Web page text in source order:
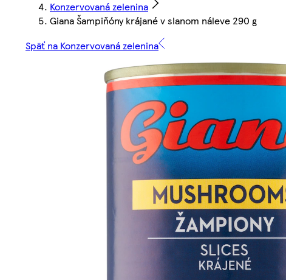
Konzervovaná zelenina
Giana Šampiňóny krájané v slanom náleve 290 g
Späť na Konzervovaná zelenina